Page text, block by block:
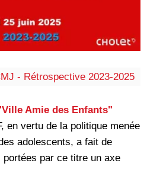
- Rétrospective 2023-2025
Amie des Enfants"
en vertu de la politique menée
adolescents, a fait de
par ce titre un axe